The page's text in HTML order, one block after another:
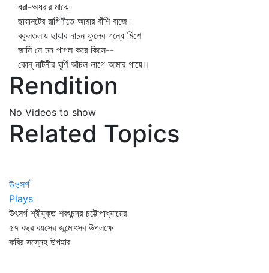
ধরা-অধরার মাঝে
ছায়ানটের রাগিণীতে আমার বাঁশি বাজে।
বকুলতলায় ছায়ার নাচন ফুলের গন্ধে মিশে
জানি নে মন পাগল করে কিসে--
কোন্‌ নটিনীর ঘূর্ণি আঁচল লাগে আমার গায়ে॥
Rendition
No Videos to show
Related Topics
উৼসর্গ
Plays
উৎসর্গ শ্রীযুক্ত শরৎচন্দ্র চট্টোপাধ্যায়ের
৫৭ বছর বয়সের জন্মোৎসব উপলক্ষে
কবির সস্নেহ উপহার